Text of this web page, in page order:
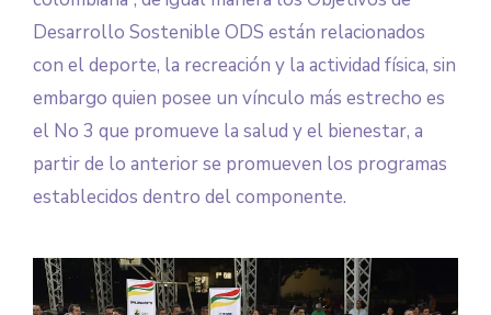
Desarrollo Sostenible ODS están relacionados
con el deporte, la recreación y la actividad física, sin
embargo quien posee un vínculo más estrecho es
el No 3 que promueve la salud y el bienestar, a
partir de lo anterior se promueven los programas
establecidos dentro del componente.